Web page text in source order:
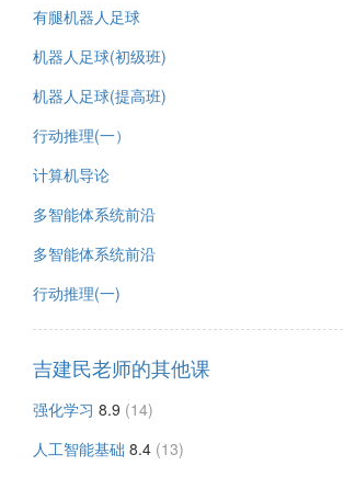
有腿机器人足球
机器人足球(初级班)
机器人足球(提高班)
行动推理(一）
计算机导论
多智能体系统前沿
多智能体系统前沿
行动推理(一)
吉建民老师的其他课
强化学习 8.9 (14)
人工智能基础 8.4 (13)